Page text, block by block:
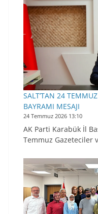
SALT’TAN 24
BAYRAMI MESAJI
24 Temmuz 2026 13:10
AK Parti Karabük İl
Temmuz Gazeteciler